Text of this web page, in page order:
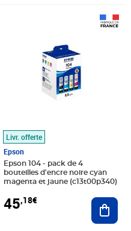
au panier
Livr. offerte
Epson
Epson 104 - pack de 4
bouteilles d'encre noire cyan
magenta et jaune (c13t00p340)
45,18€